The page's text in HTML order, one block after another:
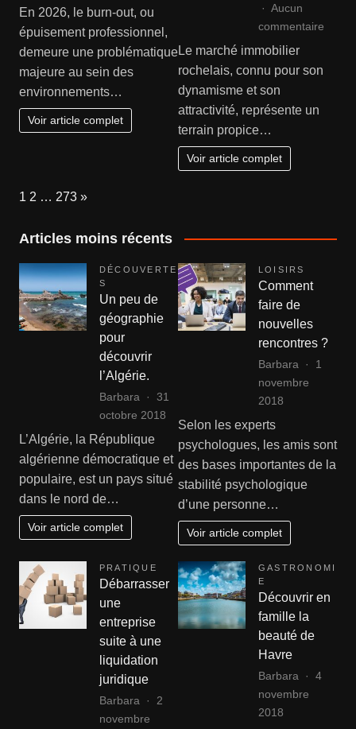
les
signes
d’un
burn-
out
En 2026, le burn-out, ou
épuisement professionnel,
demeure une problématique
majeure au sein des
environnements…
Voir article complet
Aucun
commentaire
La
Le marché immobilier
rochelais, connu pour son
dynamisme et son
attractivité, représente un
terrain propice…
Voir article complet
Page:
1 2 … 273 Next
»
Articles moins récents
DÉCOUVERTE
S
Un peu de
géographie
pour
découvrir
l’Algérie.
Barbara
31
octobre 2018
L’Algérie, la République
algérienne démocratique et
populaire, est un pays situé
dans le nord de…
Voir article complet
LOISIRS
Comment
faire de
nouvelles
rencontres ?
Barbara
1
novembre
2018
Selon les experts
psychologues, les amis sont
des bases importantes de la
stabilité psychologique
d’une personne…
Voir article complet
PRATIQUE
Débarrasser
une
entreprise
suite à une
liquidation
juridique
Barbara
2
novembre
GASTRONOMI
E
Découvrir en
famille la
beauté de
Havre
Barbara
4
novembre
2018